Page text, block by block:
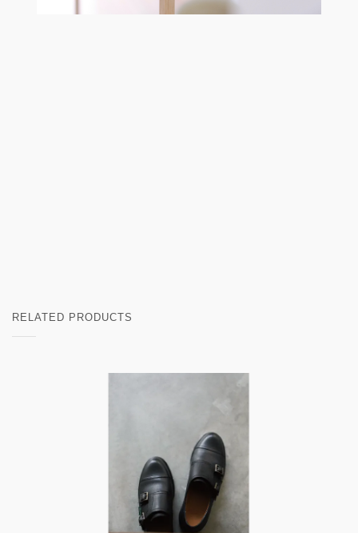
RELATED PRODUCTS